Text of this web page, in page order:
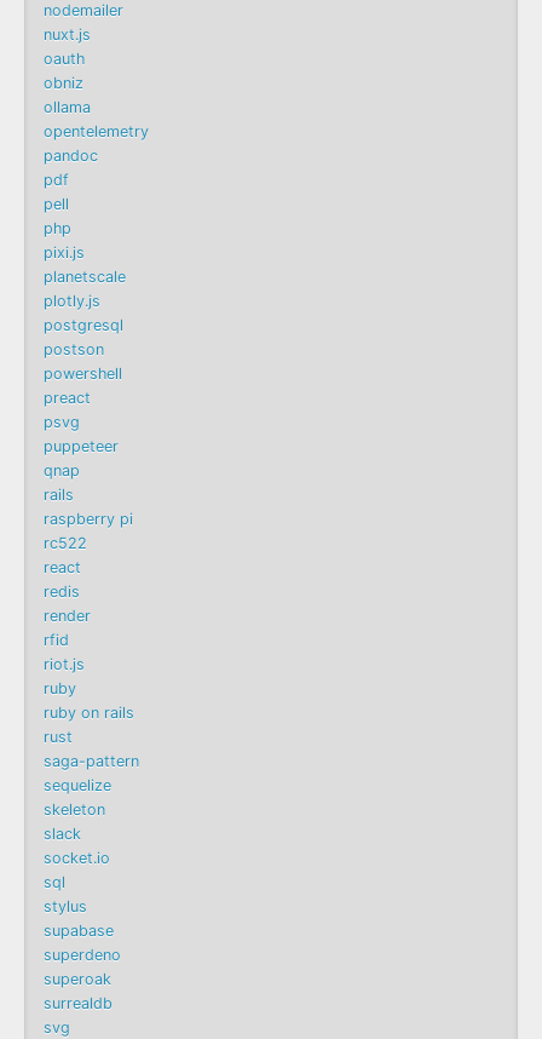
nodemailer
nuxt.js
oauth
obniz
ollama
opentelemetry
pandoc
pdf
pell
php
pixi.js
planetscale
plotly.js
postgresql
postson
powershell
preact
psvg
puppeteer
qnap
rails
raspberry pi
rc522
react
redis
render
rfid
riot.js
ruby
ruby on rails
rust
saga-pattern
sequelize
skeleton
slack
socket.io
sql
stylus
supabase
superdeno
superoak
surrealdb
svg